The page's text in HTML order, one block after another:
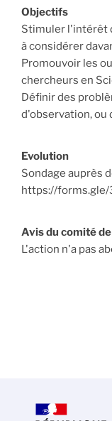
Objectifs
Stimuler l'intérêt
à considérer
Promouvoir les
chercheurs en
Définir des
d'observation, ou
Evolution
Sondage auprès
https://forms.gle/
Avis du comité
L'action n'a pas